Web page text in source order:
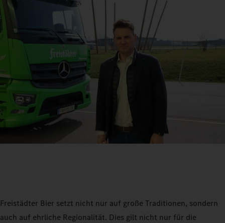
Freistädter Bier setzt nicht nur auf große Traditionen, sondern
auch auf ehrliche Regionalität. Dies gilt nicht nur für die